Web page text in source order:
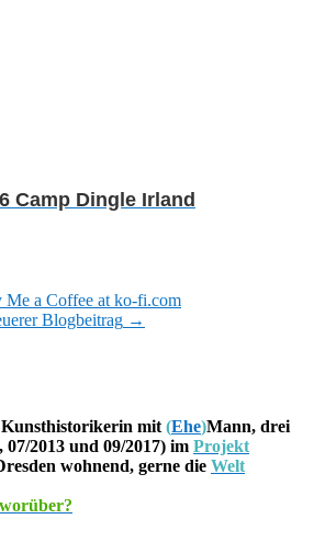
Camp Dingle Irland
Blogbeitrag →
mit (Ehe)Mann, drei
2013 und 09/2017) im Projekt
wohnend, gerne die Welt